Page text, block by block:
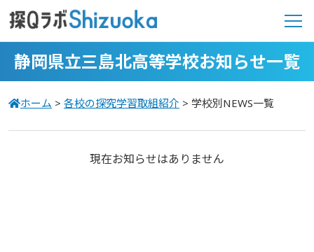
静岡県立三島北高等学校お知らせ一覧
ホーム > 各校の探究学習取組紹介 > 学校別NEWS一覧
現在お知らせはありません